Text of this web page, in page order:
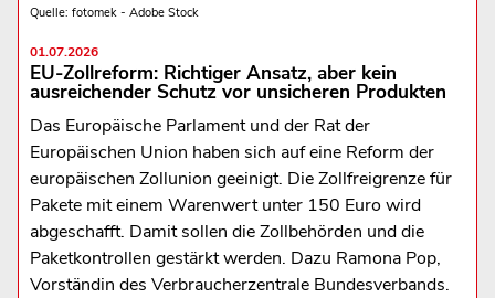
Quelle: fotomek - Adobe Stock
01.07.2026
EU-Zollreform: Richtiger Ansatz, aber kein
ausreichender Schutz vor unsicheren Produkten
Das Europäische Parlament und der Rat der
Europäischen Union haben sich auf eine Reform der
europäischen Zollunion geeinigt. Die Zollfreigrenze für
Pakete mit einem Warenwert unter 150 Euro wird
abgeschafft. Damit sollen die Zollbehörden und die
Paketkontrollen gestärkt werden. Dazu Ramona Pop,
Vorständin des Verbraucherzentrale Bundesverbands.